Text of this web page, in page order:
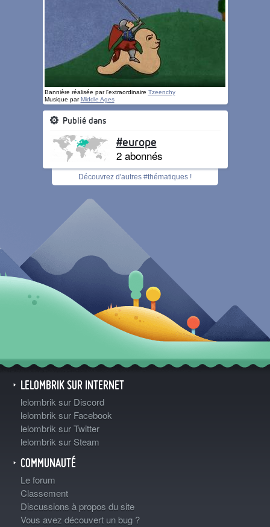
Bannière réalisée par l'extraordinaire Tzeenchy
Musique parMiddle Ages
Publié dans
#europe
2 abonnés
Découvrez d'autres #thématiques !
LELOMBRIK SUR INTERNET
lelombrik sur Discord
lelombrik sur Facebook
lelombrik sur Twitter
lelombrik sur Steam
COMMUNAUTÉ
Le forum
Classement
Discussions à propos du site
Vous avez découvert un bug ?